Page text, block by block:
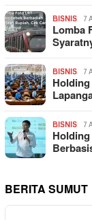
BISNIS 7
Lomba
BISNIS 7
BISNIS 7
BERITA SUMUT